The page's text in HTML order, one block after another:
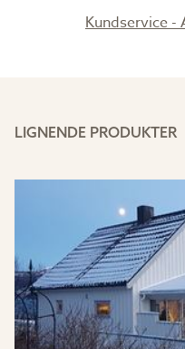
Kundservice
LIGNENDE PRODUKTER